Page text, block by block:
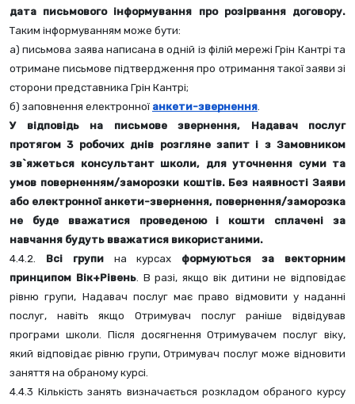
дата письмового інформування про розірвання договору.
Таким інформуванням може бути:
а) письмова заява написана в одній із філій мережі Грін Кантрі та
отримане письмове підтвердження про отримання такої заяви зі
сторони представника Грін Кантрі;
б) заповнення електронної анкети-звернення.
У відповідь на письмове звернення, Надавач послуг
протягом 3 робочих днів розгляне запит і з Замовником
зв`яжеться консультант школи, для уточнення суми та
умов поверненням/заморозки коштів. Без наявності Заяви
або електронної анкети-звернення, повернення/заморозка
не буде вважатися проведеною і кошти сплачені за
навчання будуть вважатися використаними.
4.4.2. Всі групи на курсах формуються за векторним
принципом Вік+Рівень. В разі, якщо вік дитини не відповідає
рівню групи, Надавач послуг має право відмовити у наданні
послуг, навіть якщо Отримувач послуг раніше відвідував
програми школи. Після досягнення Отримувачем послуг віку,
який відповідає рівню групи, Отримувач послуг може відновити
заняття на обраному курсі.
4.4.3 Кількість занять визначається розкладом обраного курсу